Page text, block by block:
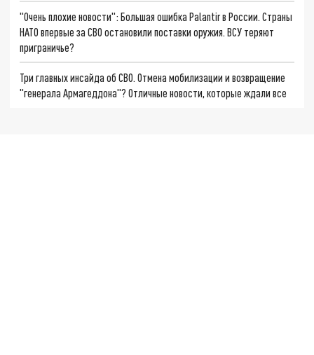
"Очень плохие новости": Большая ошибка Palantir в России. Страны
НАТО впервые за СВО остановили поставки оружия. ВСУ теряют
приграничье?
Три главных инсайда об СВО. Отмена мобилизации и возвращение
"генерала Армагеддона"? Отличные новости, которые ждали все